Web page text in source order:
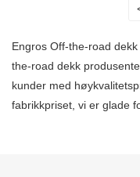
Engros Off-the-road
the-road dekk
kunder med
fabrikkpriset, vi er glade